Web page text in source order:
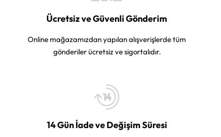
Ücretsiz ve Güvenli Gönderim
Online mağazamızdan yapılan alışverişlerde tüm
gönderiler ücretsiz ve sigortalıdır.
14 Gün İade ve Değişim Süresi